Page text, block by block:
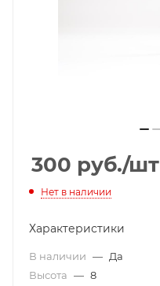
300 руб./шт
Нет в наличии
Характеристики
В наличии — Да
Высота — 8